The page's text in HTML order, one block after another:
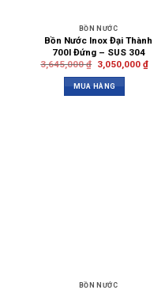
BỒN NƯỚC
Bồn Nước Inox Đại Thành
700l Đứng – SUS 304
3,645,000₫ 3,050,000 ₫
MUA HÀNG
BỒN NƯỚC